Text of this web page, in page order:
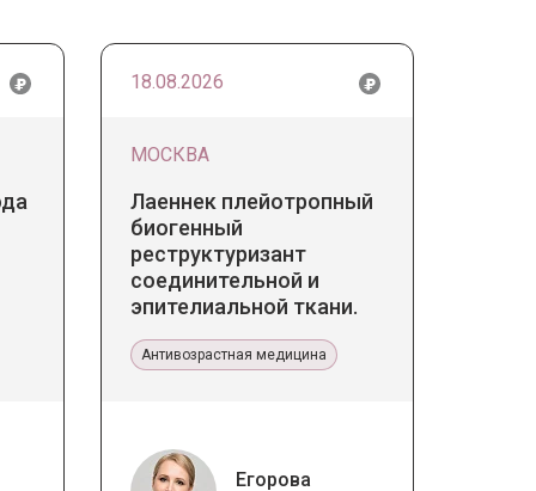
18.08.2026
МОСКВА
Лаеннек плейотропный
биогенный
реструктуризант
соединительной и
эпителиальной ткани.
эстетической медицине
Антивозрастная медицина
Егорова